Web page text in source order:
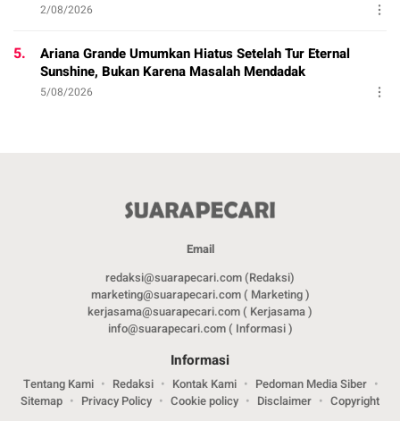
2/08/2026
5.
Ariana Grande Umumkan Hiatus Setelah Tur Eternal
Sunshine, Bukan Karena Masalah Mendadak
5/08/2026
Email
redaksi@suarapecari.com (Redaksi)
marketing@suarapecari.com ( Marketing )
kerjasama@suarapecari.com ( Kerjasama )
info@suarapecari.com ( Informasi )
Informasi
Tentang Kami Redaksi Kontak Kami
Pedoman Media Siber
Sitemap
Privacy Policy Cookie policy Disclaimer Copyright